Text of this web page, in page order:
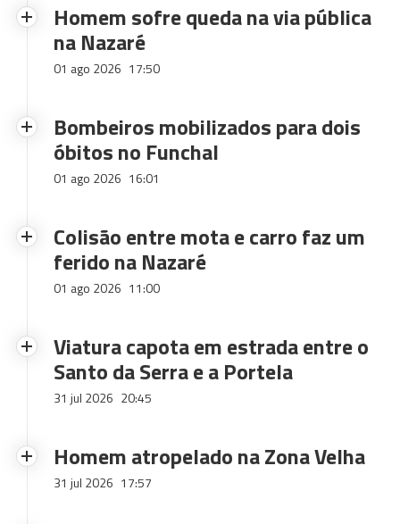
Homem sofre queda na via pública
na Nazaré
01 ago 2026 17:50
Bombeiros mobilizados para dois
óbitos no Funchal
01 ago 2026 16:01
Colisão entre mota e carro faz um
ferido na Nazaré
01 ago 2026 11:00
Viatura capota em estrada entre o
Santo da Serra e a Portela
31 jul 2026 20:45
Homem atropelado na Zona Velha
31 jul 2026 17:57